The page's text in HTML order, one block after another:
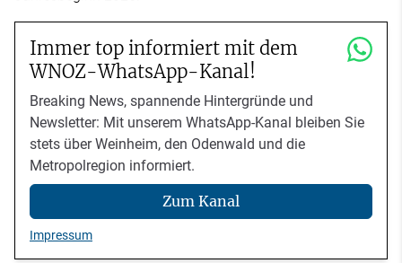
Immer top informiert mit dem
WNOZ-WhatsApp-Kanal!
Breaking News, spannende Hintergründe und
Newsletter: Mit unserem WhatsApp-Kanal bleiben Sie
stets über Weinheim, den Odenwald und die
Metropolregion informiert.
Zum Kanal
Impressum